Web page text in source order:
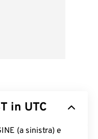
in UTC
(a sinistra) e